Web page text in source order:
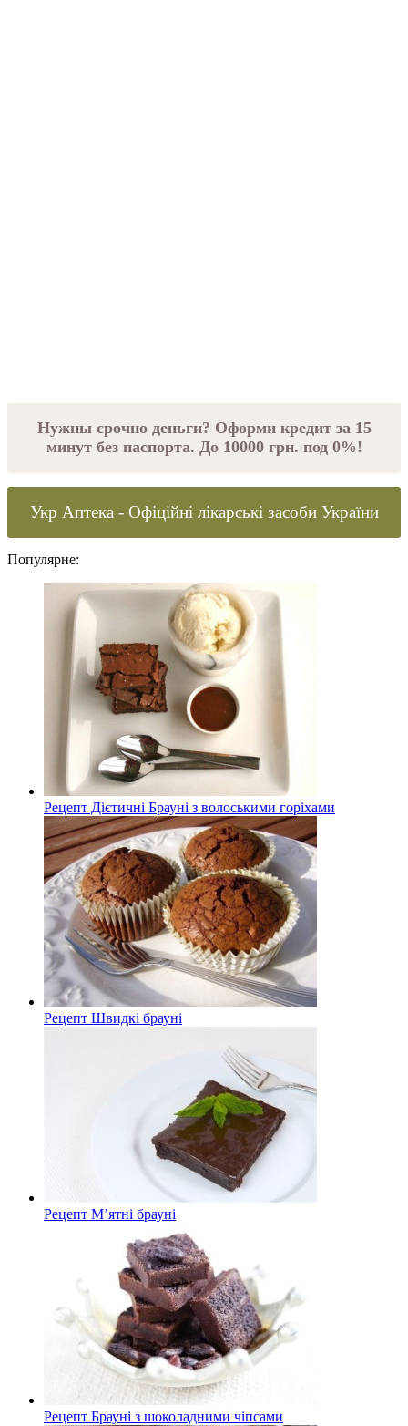
Нужны срочно деньги? Оформи кредит за 15
минут без паспорта. До 10000 грн. под 0%!
Укр Аптека - Офіційні лікарські засоби України
Популярне:
Рецепт Дієтичні Брауні з волоськими горіхами
Рецепт Швидкі брауні
Рецепт М’ятні брауні
Рецепт Брауні з шоколадними чіпсами